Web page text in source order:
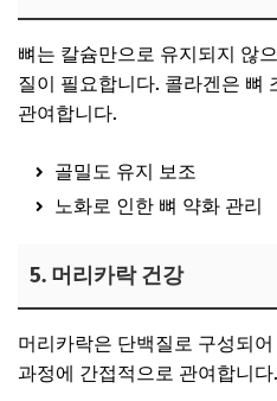
뼈는 칼슘만으로 유지되지 않
질이 필요합니다. 콜라겐은 뼈
관여합니다.
골밀도 유지 보조
노화로 인한 뼈 약화 관리
5. 머리카락 건강
머리카락은 단백질로 구성되
과정에 간접적으로 관여합니다.